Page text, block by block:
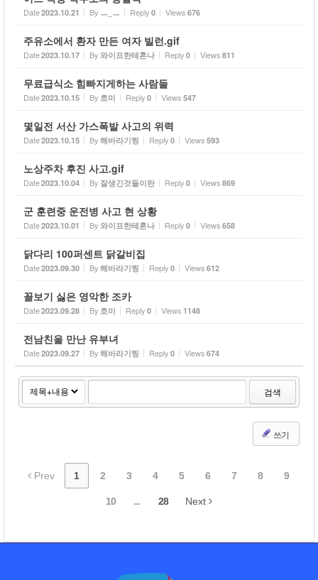
Date2023.10.21 By ㅡ_ㅡ Reply 0 Views 676
주유소에서 환자 만든 여자 빌런.gif
Date2023.10.17 By 와이프한테혼나 Reply 0 Views 811
무료급식소 힘빠지게하는 사람들
Date2023.10.15 By 흐미 Reply 0 Views 547
몇일전 서산 가스폭발 사고의 위력
Date2023.10.15 By 해바라기찡 Reply 0 Views 593
노상주차 후진 사고.gif
Date2023.10.04 By 잘생긴것들이란 Reply 0 Views 869
군 훈련중 운전병 사고 현 상황
Date2023.10.01 By 와이프한테혼나 Reply 0 Views 658
닭다리 100퍼센트 닭갈비집
Date2023.09.30 By 해바라기찡 Reply 0 Views 612
꼴보기 싫은 영악한 조카
Date2023.09.28 By 흐미 Reply 0 Views 1148
전남친을 만난 유부녀
Date2023.09.27 By 해바라기찡 Reply 0 Views 674
검색
쓰기
Prev 1 2 3 4 5 6 7 8 9
10 ... 28 Next